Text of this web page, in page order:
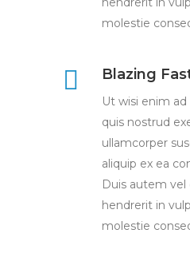
molestie
Blazing
Ut wisi enim
quis nostrud
ullamcorper
aliquip ex ea
Duis autem vel
hendrerit in
molestie